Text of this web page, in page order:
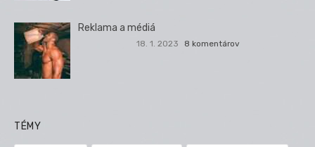
Reklama a médiá
18. 1. 2023 8 komentárov
TÉMY